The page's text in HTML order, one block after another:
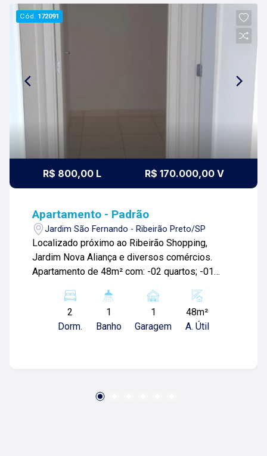
Cód. 172091
R$ 800,00 L R$ 170.000,00 V
Apartamento - Padrão
Jardim São Fernando - Ribeirão Preto/SP
Localizado próximo ao Ribeirão Shopping,
Jardim Nova Aliança e diversos comércios.
Apartamento de 48m² com: -02 quartos; -01
de serviços; -01 Vaga de garagem; Para mais
informações e agendar visita, entre em contato.
Lago é Relacionamento! Esta é a nossa missão,
nossa fundação em 1987, equilibra a
2
Dorm.
1
Banho
1
Garagem
48m²
A. Útil